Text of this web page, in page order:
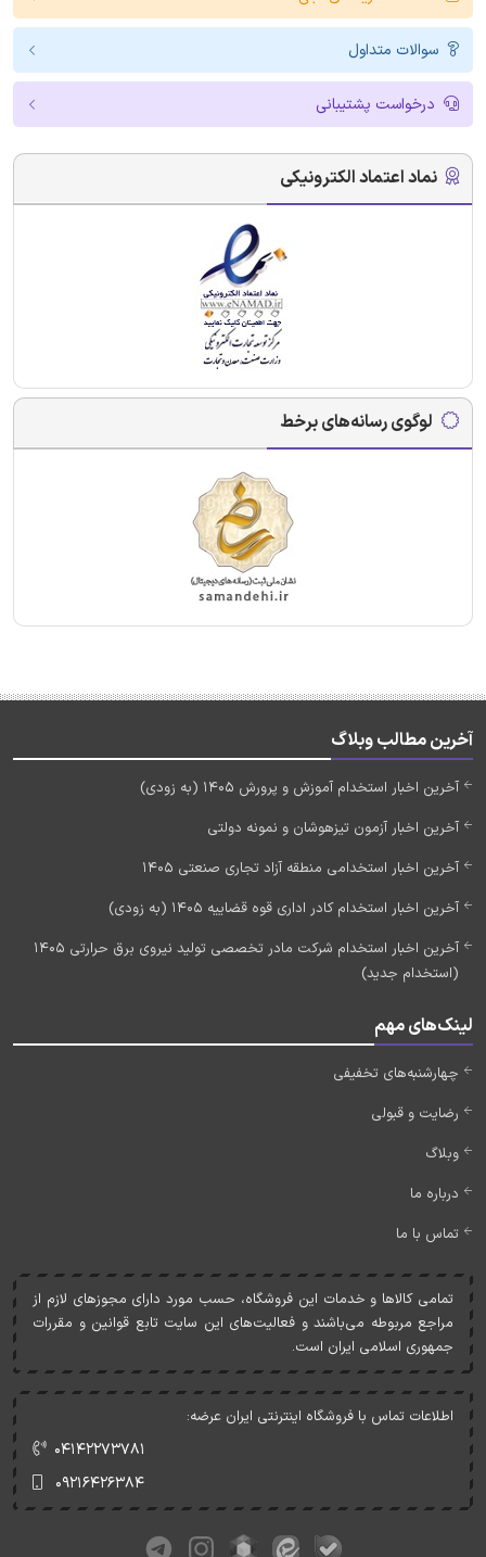
سوالات متداول
درخواست پشتیبانی
نماد اعتماد الکترونیکی
لوگوی رسانه‌های برخط
آخرین مطالب وبلاگ
آخرین اخبار استخدام آموزش و پرورش 1405 (به زودی)
آخرین اخبار آزمون تیزهوشان و نمونه دولتی
آخرین اخبار استخدامی منطقه آزاد تجاری صنعتی 1405
آخرین اخبار استخدام کادر اداری قوه قضاییه 1405 (به زودی)
آخرین اخبار استخدام شرکت مادر تخصصی تولید نیروی برق حرارتی 1405
(استخدام جدید)
لینک‌های مهم
چهارشنبه‌های تخفیفی
رضایت و قبولی
وبلاگ
درباره ما
تماس با ما
تمامی کالاها و خدمات اين فروشگاه، حسب مورد دارای مجوزهای لازم از
مراجع مربوطه می‌باشند و فعاليت‌های اين سايت تابع قوانين و مقررات
جمهوری اسلامی ايران است.
اطلاعات تماس با فروشگاه اینترنتی ایران عرضه:
۰۴۱۴۲۲۷۳۷۸۱
۰۹۲۱۶۴۲۶۳۸۴